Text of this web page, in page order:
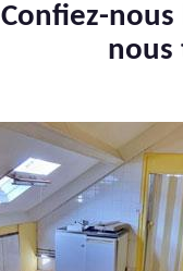
Confiez-
nous